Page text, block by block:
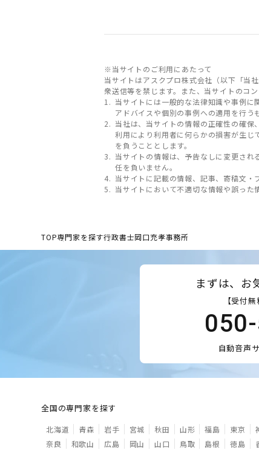
※当サイトのご利用にあたって
当サイトはアスクプロ株式会社（以下「当
衆送信等を禁じます。また、当サイトのコ
当サイトには一般的な法律知識や事例
アドバイスや個別の事例への適用を行う
当社は、当サイトの情報の正確性の確
利用により利用者に何らかの損害が生
を負うこととします。
当サイトの情報は、予告なしに変更さ
任を負いません。
当サイトに記載の情報、記事、寄稿文
当サイトにおいて不適切な情報や誤っ
TOP専門家を探す行政書士岡口充孝事務所
まずは、お
【受付
自動音声
全国の専門家を探す
北海道 青森 岩手 宮城 秋田 山形 福島 東京
奈良
和歌山 広島 岡山 山口 鳥取 島根 徳島